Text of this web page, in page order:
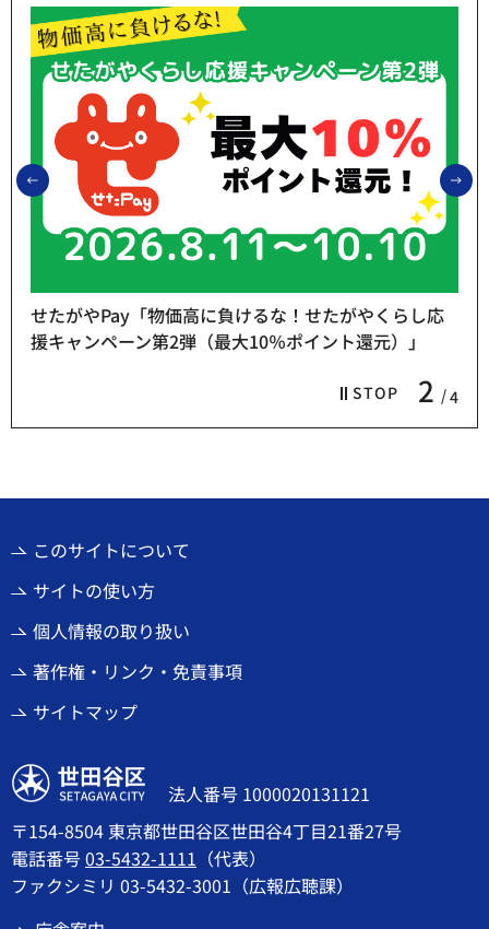
前のスライドを表示
STOP 2 4
せたがやPay「物価高に負けるな！せたがやくらし応
援キャンペーン第2弾（最大10％ポイント還元）」
このサイトについて
サイトの使い方
個人情報の取り扱い
著作権・リンク・免責事項
サイトマップ
世田谷区
法人番号 1000020131121
〒154-8504 東京都世田谷区世田谷4丁目21番27号
電話番号03-5432-1111 （代表）
ファクシミリ 03-5432-3001（広報広聴課）